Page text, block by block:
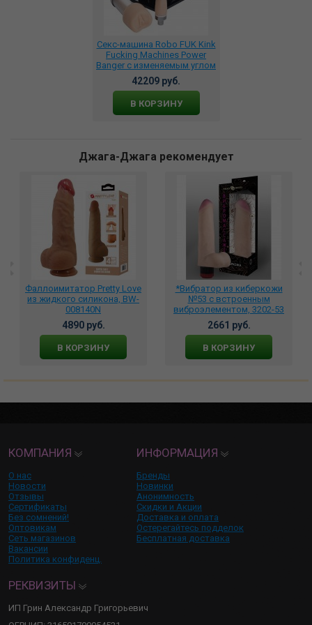
Секс-машина Robo FUK Kink
Fucking Machines Power
Banger с изменяемым углом
SH-SXM001
42209 руб.
В КОРЗИНУ
Джага-Джага рекомендует
Фаллоимитатор Pretty Love
из жидкого силикона, BW-
008140N
4890 руб.
В КОРЗИНУ
*Вибратор из киберкожи
№53 с встроенным
виброэлементом, 3202-53
2661 руб.
В КОРЗИНУ
КОМПАНИЯ
О нас
Новости
Отзывы
Сертификаты
Без сомнений!
Оптовикам
Сеть магазинов
Вакансии
Политика конфиденц.
ИНФОРМАЦИЯ
Бренды
Новинки
Анонимность
Скидки и Акции
Доставка и оплата
Остерегайтесь подделок
Бесплатная доставка
РЕКВИЗИТЫ
ИП Грин Александр Григорьевич